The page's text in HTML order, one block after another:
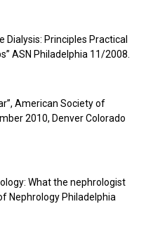
Dialysis: Principles Practical
ASN Philadelphia 11/2008.
American Society of
2010, Denver Colorado
What the nephrologist
Nephrology Philadelphia